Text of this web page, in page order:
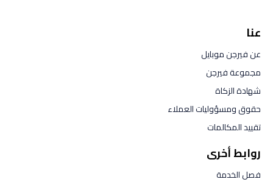
عنا
عن فيرجن موبايل
مجموعة فيرجن
شهادة الزكاة
حقوق ومسؤوليات العملاء
تقييد المكالمات
روابط أخرى
فصل الخدمة